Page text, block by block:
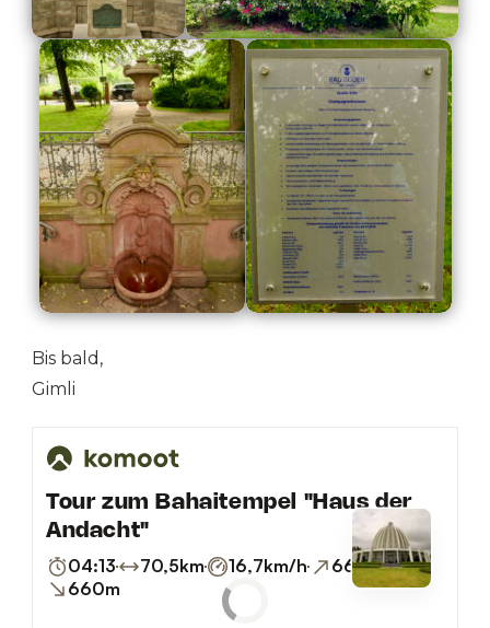
Bis bald,
Gimli